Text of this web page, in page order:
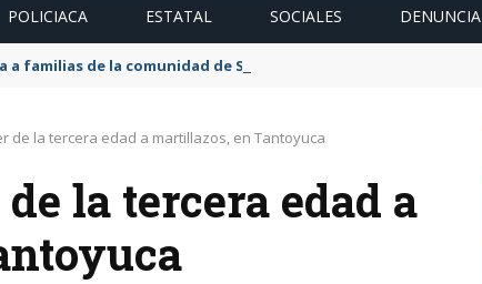
POLICIACA ESTATAL SOCIALES DENUNCIA
familias de la comunidad de San Juan
de la tercera edad a martillazos, en Tantoyuca
la tercera edad a